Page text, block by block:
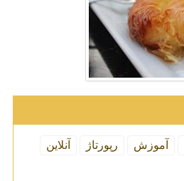
آموزش رپورتاژ
آنلاین